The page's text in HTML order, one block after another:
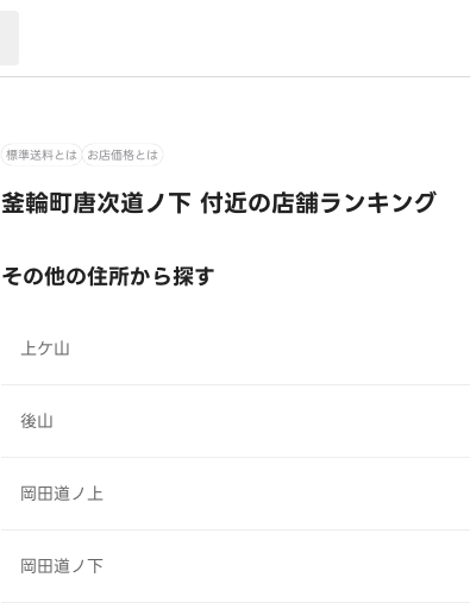
標準送料とは お店価格とは
釜輪町唐次道ノ下 付近の店舗ランキング
その他の住所から探す
上ケ山
後山
岡田道ノ上
岡田道ノ下